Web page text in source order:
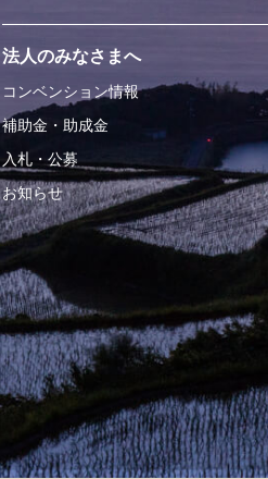
法人のみなさまへ
コンベンション情報
補助金・助成金
入札・公募
お知らせ